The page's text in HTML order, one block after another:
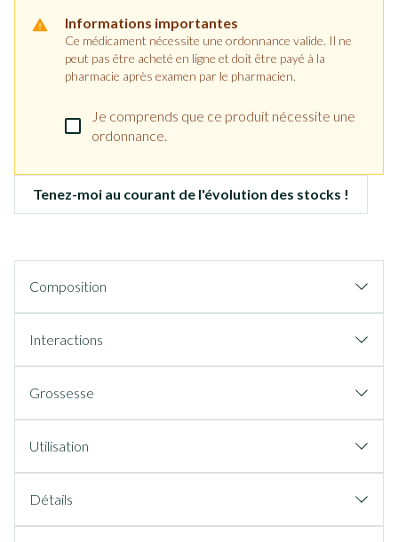
Informations importantes
Ce médicament nécessite une ordonnance valide. Il ne
peut pas être acheté en ligne et doit être payé à la
pharmacie après examen par le pharmacien.
Je comprends que ce produit nécessite une
ordonnance.
Tenez-moi au courant de l'évolution des stocks !
Composition
Interactions
Grossesse
Utilisation
Détails